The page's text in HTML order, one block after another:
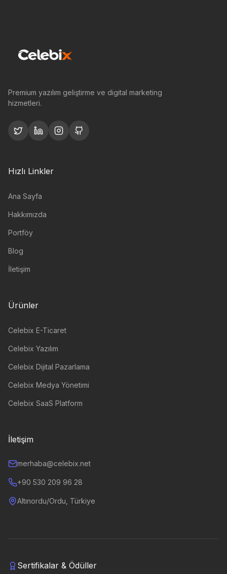
Premium yazılım geliştirme ve digital marketing
hizmetleri.
Hızlı Linkler
Ana Sayfa
Hakkımızda
Portföy
Blog
İletişim
Ürünler
Celebix E-Ticaret
Celebix Yazılım
Celebix Dijital Pazarlama
Celebix Medya Yönetimi
Celebix SaaS Platform
İletişim
merhaba@celebix.net
+90 530 209 96 28
Altınordu/Ordu, Türkiye
Sertifikalar & Ödüller